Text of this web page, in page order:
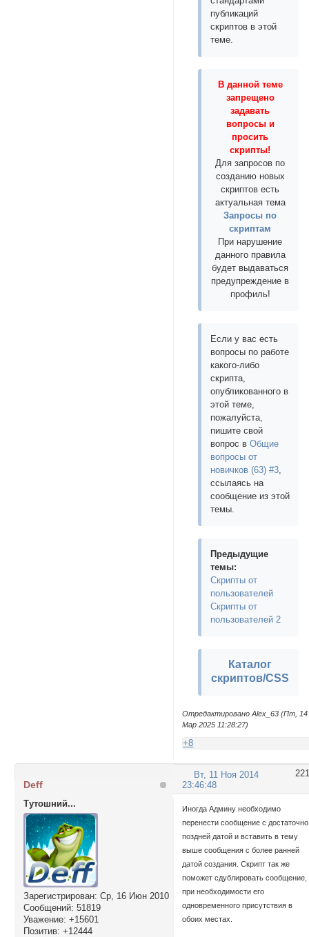
публикаций
скриптов в этой
теме.
В данной теме
запрещено
задавать
вопросы и
просить
скрипты!
Для запросов по
созданию новых
скриптов есть
актуальная тема
Запросы по
скриптам
При нарушение
данного правила
будет выдаваться
предупреждение в
профиль!
Если у вас есть
вопросы по работе
какого-либо
скрипта,
опубликованного в
этой теме,
пожалуйста,
пишите свой
вопрос вОбщие
вопросы от
новичков (63) #3,
ссылаясь на
сообщение из этой
темы.
Предыдущие
темы:
Скрипты от
пользователей
Скрипты от
пользователей 2
Каталог
скриптов/CSS
Отредактировано Alex_63 (Пт, 14
Мар 2025 11:28:27)
+8
221
Вт, 11 Ноя 2014
23:46:48
Deff
Тутошний...
Зарегистрирован: Ср, 16 Июн 2010
Сообщений: 51819
Уважение: +15601
Позитив: +12444
Иногда Админу необходимо
перенести сообщение с достаточно
поздней датой и вставить в тему
выше сообщения с более ранней
датой создания. Скрипт так же
поможет сдублировать сообщение,
при необходимости его
одновременного присутствия в
обоих местах.